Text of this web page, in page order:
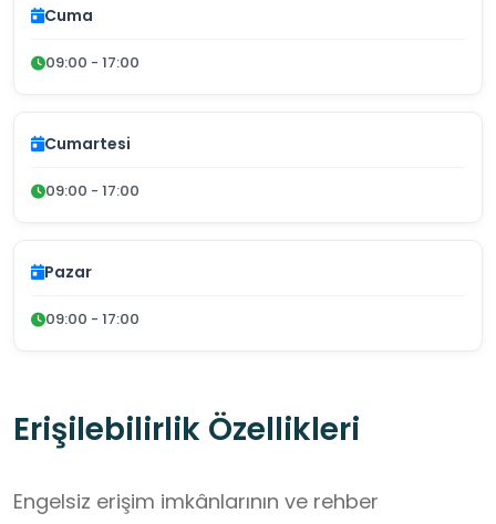
Cuma
09:00 - 17:00
Cumartesi
09:00 - 17:00
Pazar
09:00 - 17:00
Erişilebilirlik Özellikleri
Engelsiz erişim imkânlarının ve rehber